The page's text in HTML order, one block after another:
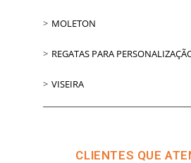
MOLETON
REGATAS PARA
VISEIRA
CLIENTES QUE